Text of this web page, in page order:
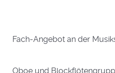
Fach-Angebot an der
Oboe und